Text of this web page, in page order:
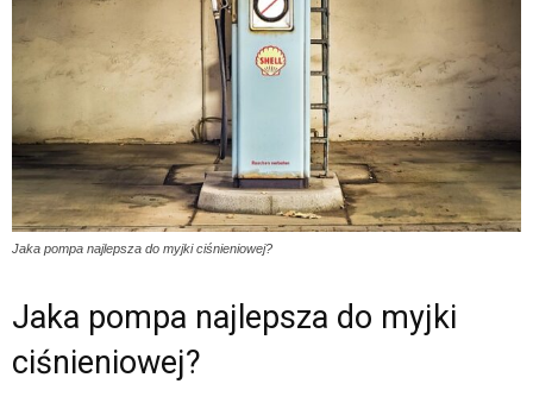
Jaka pompa najlepsza do myjki ciśnieniowej?
Jaka pompa najlepsza do myjki
ciśnieniowej?